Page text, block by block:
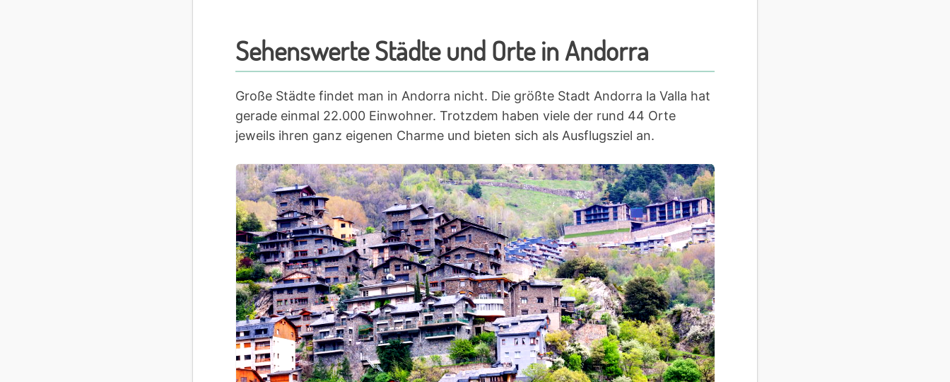
Sehenswerte Städte und Orte in Andorra
Große Städte findet man in Andorra nicht. Die größte Stadt Andorra la Valla hat
gerade einmal 22.000 Einwohner. Trotzdem haben viele der rund 44 Orte
jeweils ihren ganz eigenen Charme und bieten sich als Ausflugsziel an.